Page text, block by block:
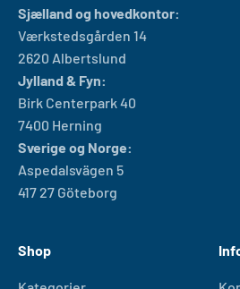
Sjælland og hovedkontor:
Værkstedsgården 14
2620 Albertslund
Jylland & Fyn:
Birk Centerpark 40
7400 Herning
Sverige og Norge:
Aspedalsvägen 5
417 27 Göteborg
Shop